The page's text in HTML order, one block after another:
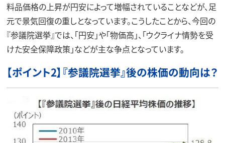
料品価格の上昇が円安によって増幅されていることなどが、足
元で景気回復の重しとなっています。こうしたことから、今回の
『参議院選挙』では、「円安」や「物価高」、「ウクライナ情勢を受
けた安全保障政策」などが主な争点となっています。
【ポイント2】『参議院選挙』後の株価の動向は？